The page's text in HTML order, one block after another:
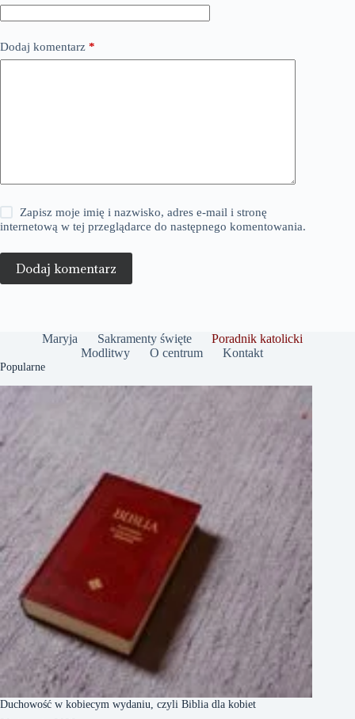
Dodaj komentarz *
Zapisz moje imię i nazwisko, adres e-mail i stronę
internetową w tej przeglądarce do następnego komentowania.
Dodaj komentarz
Maryja Sakramenty święte
Poradnik katolicki
Modlitwy
O centrum Kontakt
Popularne
Duchowość w kobiecym wydaniu, czyli Biblia dla kobiet